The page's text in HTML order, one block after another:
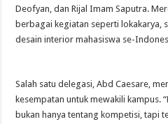
Deofyan, dan Rijal Imam Saputra.
berbagai kegiatan seperti lokakarya,
desain interior mahasiswa se-
Salah satu delegasi, Abd Caesare,
kesempatan untuk mewakili kampus.
bukan hanya tentang kompetisi, tapi